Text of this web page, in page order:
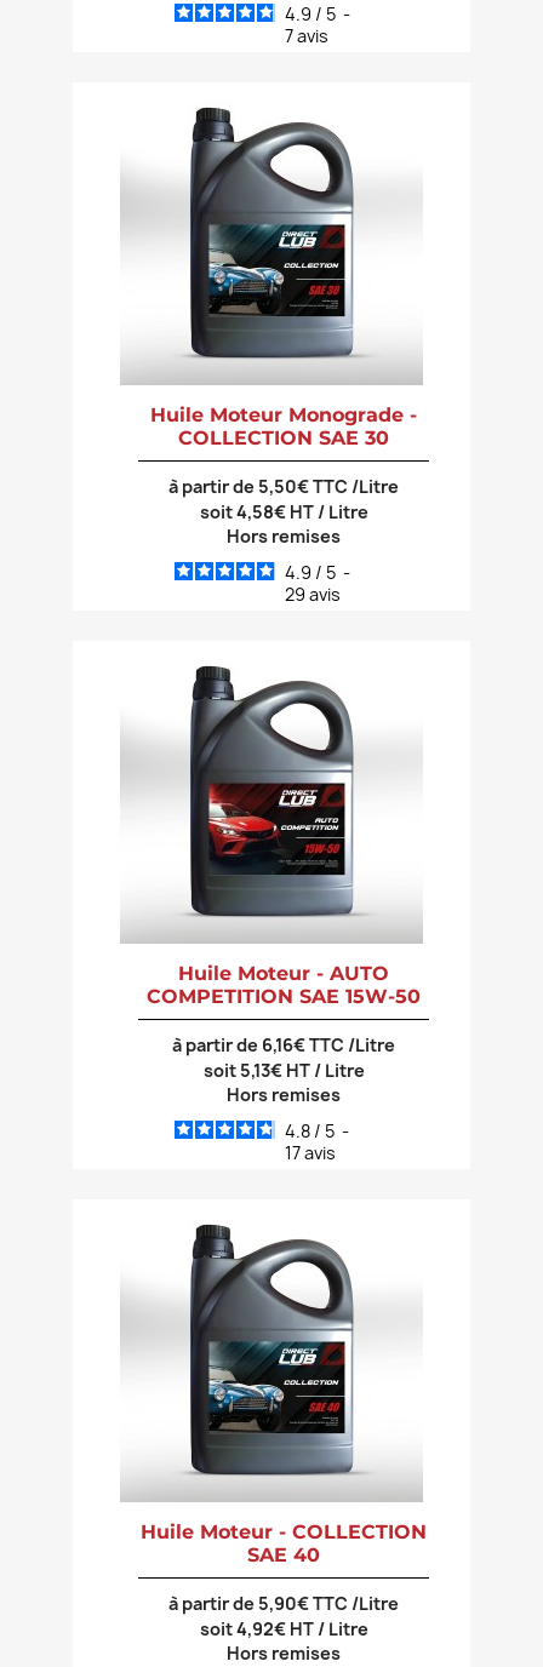
4.9 / 5 -
7avis
Huile Moteur Monograde -
COLLECTION SAE 30
à partir de 5,50€ TTC /Litre
soit 4,58€ HT / Litre
Hors remises
4.9 / 5 -
29 avis
Huile Moteur - AUTO
COMPETITION SAE 15W-50
à partir de 6,16€ TTC /Litre
soit 5,13€ HT / Litre
Hors remises
4.8 / 5 -
17avis
Huile Moteur - COLLECTION
SAE 40
à partir de 5,90€ TTC /Litre
soit 4,92€ HT / Litre
Hors remises